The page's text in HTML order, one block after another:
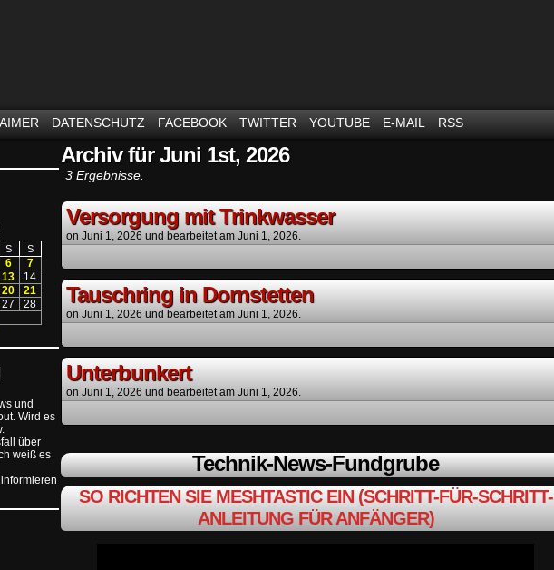
News und Infos zum Thema Stromausfall
DATENSCHUTZ FACEBOOK TWITTER YOUTUBE E-MAIL RSS
S S
6
7
13
14
20
21
27
28
und
Wird es
über
weiß es
Archiv für Juni 1st, 2026
3 Ergebnisse.
Versorgung mit Trinkwasser
on Juni 1, 2026 und bearbeitet am Juni 1, 2026.
Tauschring in Dornstetten
on Juni 1, 2026 und bearbeitet am Juni 1, 2026.
Unterbunkert
on Juni 1, 2026 und bearbeitet am Juni 1, 2026.
Technik-News-Fundgrube
SO RICHTEN SIE MESHTASTIC EIN (SCHRITT-FÜR-SCHRITT-
ANLEITUNG FÜR ANFÄNGER)